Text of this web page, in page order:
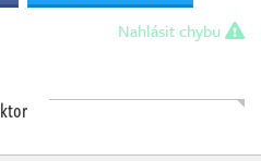
Nahlásit chybu